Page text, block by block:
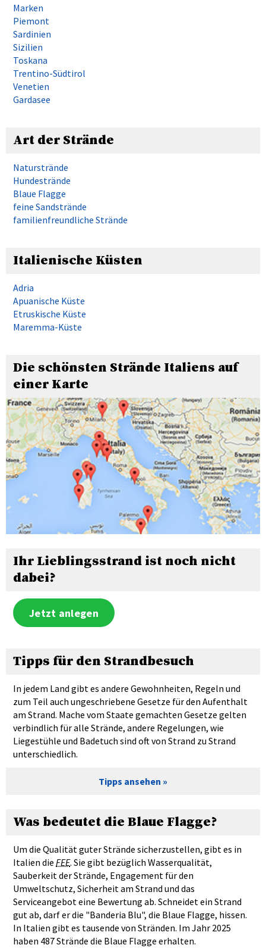
Marken
Piemont
Sardinien
Sizilien
Toskana
Trentino-Südtirol
Venetien
Gardasee
Art der Strände
Naturstrände
Hundestrände
Blaue Flagge
feine Sandstrände
familienfreundliche Strände
Italienische Küsten
Adria
Apuanische Küste
Etruskische Küste
Maremma-Küste
Die schönsten Strände Italiens auf
einer Karte
Ihr Lieblingsstrand ist noch nicht
dabei?
Jetzt anlegen
Tipps für den Strandbesuch
In jedem Land gibt es andere Gewohnheiten, Regeln und
zum Teil auch ungeschriebene Gesetze für den Aufenthalt
am Strand. Mache vom Staate gemachten Gesetze gelten
verbindlich für alle Strände, andere Regelungen, wie
Liegestühle und Badetuch sind oft von Strand zu Strand
unterschiedlich.
Tipps ansehen
Was bedeutet die Blaue Flagge?
Um die Qualität guter Strände sicherzustellen, gibt es in
Italien die FEE. Sie gibt bezüglich Wasserqualität,
Sauberkeit der Strände, Engagement für den
Umweltschutz, Sicherheit am Strand und das
Serviceangebot eine Bewertung ab. Schneidet ein Strand
gut ab, darf er die "Banderia Blu", die Blaue Flagge, hissen.
In Italien gibt es tausende von Stränden. Im Jahr 2025
haben 487 Strände die Blaue Flagge erhalten.